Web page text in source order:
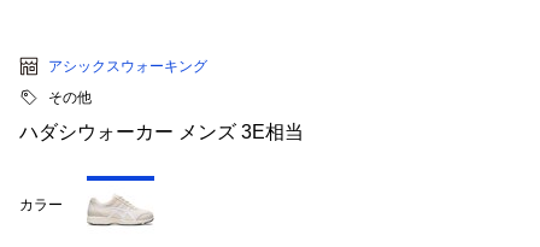
アシックスウォーキング
その他
ハダシウォーカー メンズ 3E相当
カラー